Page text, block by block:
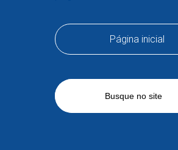
Página inicial